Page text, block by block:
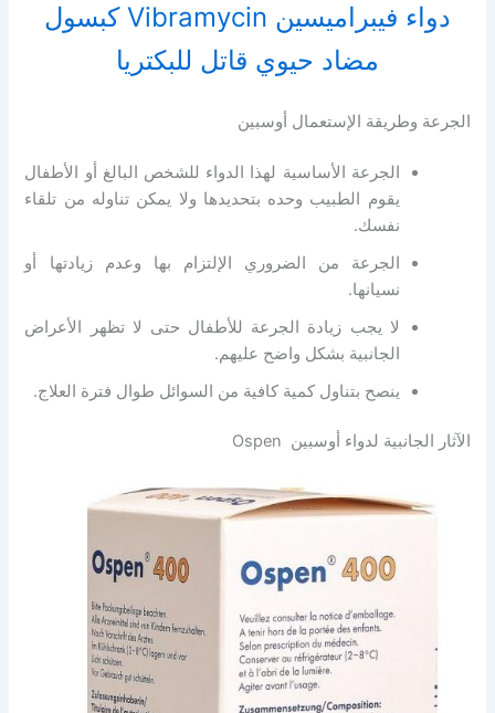
دواء فيبراميسين Vibramycin كبسول
مضاد حيوي قاتل للبكتريا
الجرعة وطريقة الإستعمال أوسبين
الجرعة الأساسية لهذا الدواء للشخص البالغ أو الأطفال
يقوم الطبيب وحده بتحديدها ولا يمكن تناوله من تلقاء
نفسك.
الجرعة من الضروري الإلتزام بها وعدم زيادتها أو
نسيانها.
لا يجب زيادة الجرعة للأطفال حتى لا تظهر الأعراض
الجانبية بشكل واضح عليهم.
ينصح بتناول كمية كافية من السوائل طوال فترة العلاج.
الآثار الجانبية لدواء أوسبين Ospen